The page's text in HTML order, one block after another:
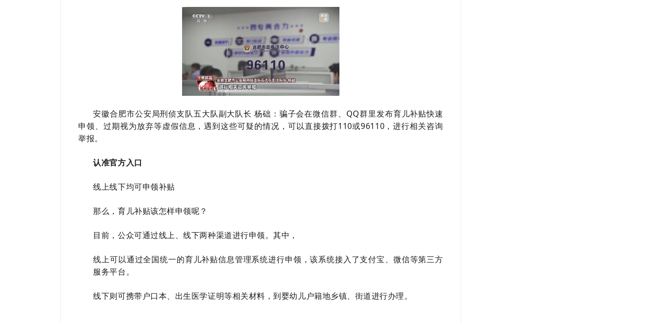
安徽合肥市公安局刑侦支队五大队副大队长 杨础： 骗子会在微信群、QQ群里发布育儿补贴快速
申领、过期视为放弃等虚假信息，遇到这些可疑的情况，可以直接拨打110或96110，进行相关咨询
举报。
认准官方入口
线上线下均可申领补贴
那么，育儿补贴该怎样申领呢？
目前，公众可通过线上、线下两种渠道进行申领。其中，
线上可以通过全国统一的育儿补贴信息管理系统进行申领，该系统接入了支付宝、微信等第三方
服务平台。
线下则可携带户口本、出生医学证明等相关材料，到婴幼儿户籍地乡镇、街道进行办理。